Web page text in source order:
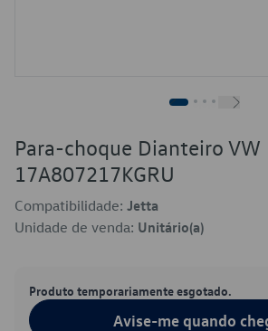
Para-choque Dianteiro VW
17A807217KGRU
Compatibilidade: Jetta
Unidade de venda: Unitário(a)
Produto temporariamente esgotado.
Avise-me quando